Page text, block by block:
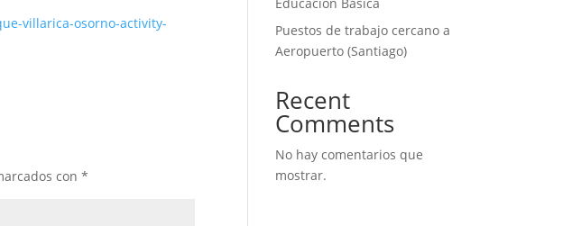
villarica-osorno-activity-
con*
Puestos de trabajo cercano a
Aeropuerto (Santiago)
Recent
Comments
No hay comentarios que
mostrar.